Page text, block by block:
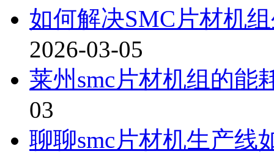
如何‌解决SMC片材机
2026-03-05
莱州smc片材机组的能
03
聊聊smc片材机生产线